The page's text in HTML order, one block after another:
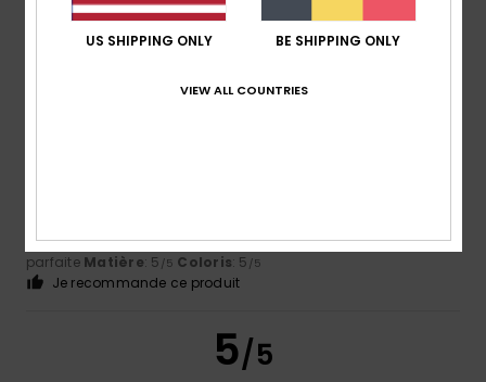
5
Confort: 5/5 Rapport qualité / prix: 5/5 Taille: Taille
parfaite Matière: 5 /5 Coloris: 5 /5
Je recommande ce produit
5/5
US SHIPPING ONLY BE SHIPPING ONLY
VIEW ALL COUNTRIES